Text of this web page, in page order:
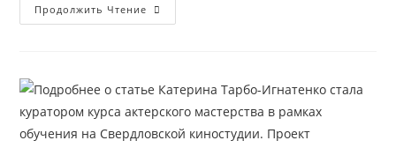
Продолжить Чтение Катерина
Тарбо-
Актерского
Мастерства
В
Рамках
Обучения